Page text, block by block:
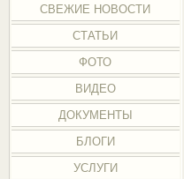
СВЕЖИЕ НОВОСТИ
СТАТЬИ
ФОТО
ВИДЕО
ДОКУМЕНТЫ
БЛОГИ
УСЛУГИ